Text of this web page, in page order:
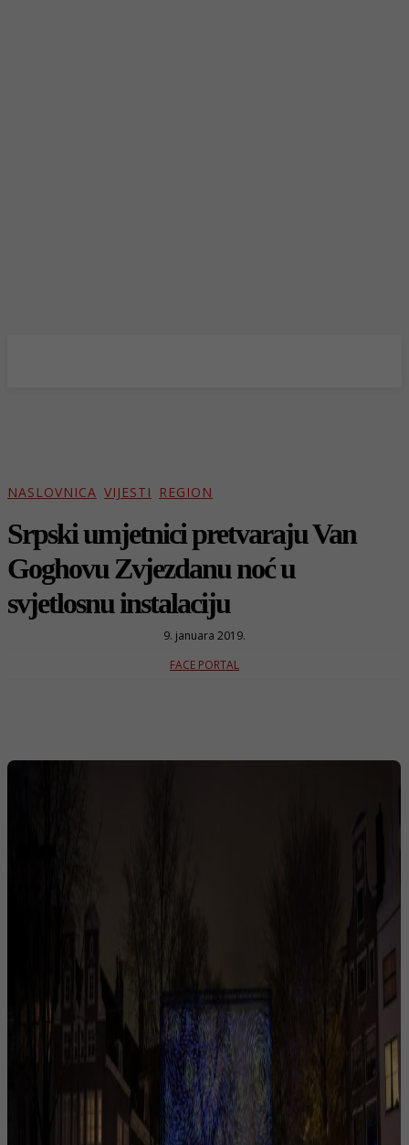
NASLOVNICA VIJESTI REGION
Srpski umjetnici pretvaraju Van
Goghovu Zvjezdanu noć u
svjetlosnu instalaciju
9. januara 2019.
FACE PORTAL